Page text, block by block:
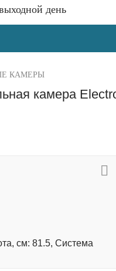
день
КАМЕРЫ
камера
см: 81.5, Система